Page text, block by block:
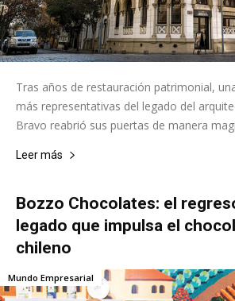
Tras años de restauración patrimonial,
más representativas del legado del
Bravo reabrió sus puertas de manera
Leer más
Bozzo Chocolates: el
legado que impulsa el
chileno
Mundo Empresarial